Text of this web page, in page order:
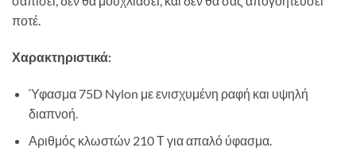
ποτέ.
Χαρακτηριστικά:
Ύφασμα 75D Nylon με ενισχυμένη ραφή και υψηλή
διαπνοή.
Αριθμός κλωστών 210 Τ για απαλό ύφασμα.